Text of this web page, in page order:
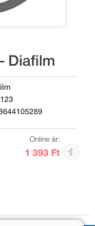
Diafilm
Online ár:
1 393 Ft